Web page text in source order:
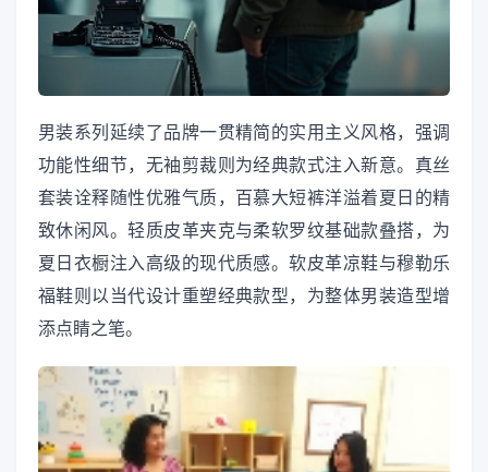
男装系列延续了品牌一贯精简的实用主义风格，强调
功能性细节，无袖剪裁则为经典款式注入新意。真丝
套装诠释随性优雅气质，百慕大短裤洋溢着夏日的精
致休闲风。轻质皮革夹克与柔软罗纹基础款叠搭，为
夏日衣橱注入高级的现代质感。软皮革凉鞋与穆勒乐
福鞋则以当代设计重塑经典款型，为整体男装造型增
添点睛之笔。